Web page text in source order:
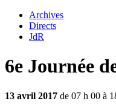
Archives
Directs
JdR
6e Journée
13 avril 2017 de 07 h 00 à